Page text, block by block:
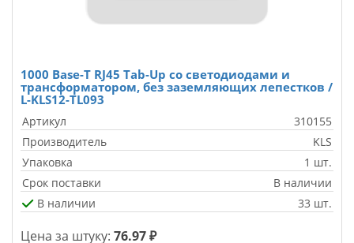
1000 Base-T RJ45 Tab-Up со светодиодами и
трансформатором, без заземляющих лепестков /
L-KLS12-TL093
Артикул
310155
Производитель
KLS
Упаковка
1 шт.
Срок поставки
В наличии
В наличии
33 шт.
Цена за штуку: 76.97 ₽